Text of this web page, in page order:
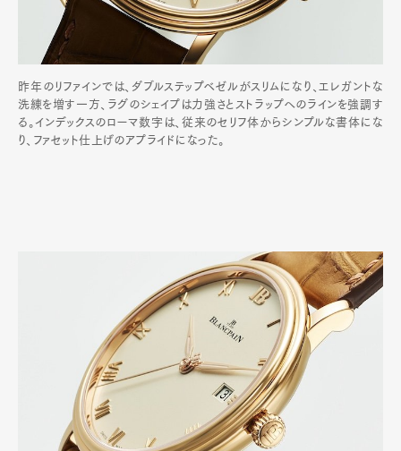
昨年のリファインでは、ダブルステップベゼルがスリムになり、エレガントな
洗練を増す一方、ラグのシェイプは力強さとストラップへのラインを強調す
る。インデックスのローマ数字は、従来のセリフ体からシンプルな書体にな
り、ファセット仕上げのアプライドになった。